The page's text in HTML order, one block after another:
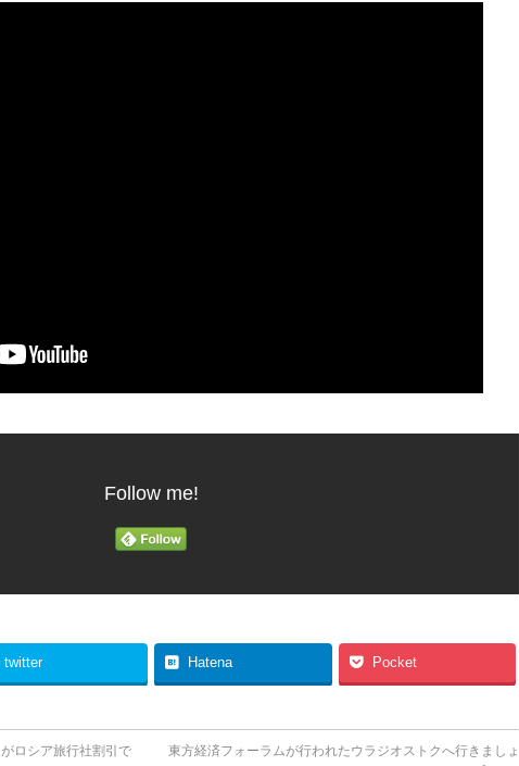
Follow me!
twitter Hatena Pocket
ロシア旅行社割引で
東方経済フォーラムが行われたウラジオストクへ行きましょ